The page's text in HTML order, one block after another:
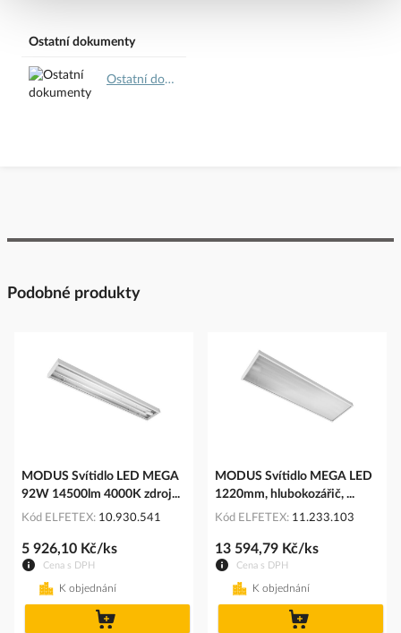
Ostatní dokumenty
Ostatní dokumenty.pdf
Podobné produkty
MODUS Svítidlo LED MEGA
92W 14500lm 4000K zdroj...
Kód ELFETEX 10.930.541
Cena s DPH
5 926,10 Kč/ks
K objednání
MODUS Svítidlo MEGA LED
1220mm, hlubokozářič, ...
Kód ELFETEX 11.233.103
Cena s DPH
13 594,79 Kč/ks
K objednání